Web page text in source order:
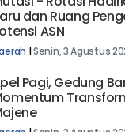
- Rotasi
dan Ruang
ASN
Senin, 3 Agustus
Pagi, Gedung